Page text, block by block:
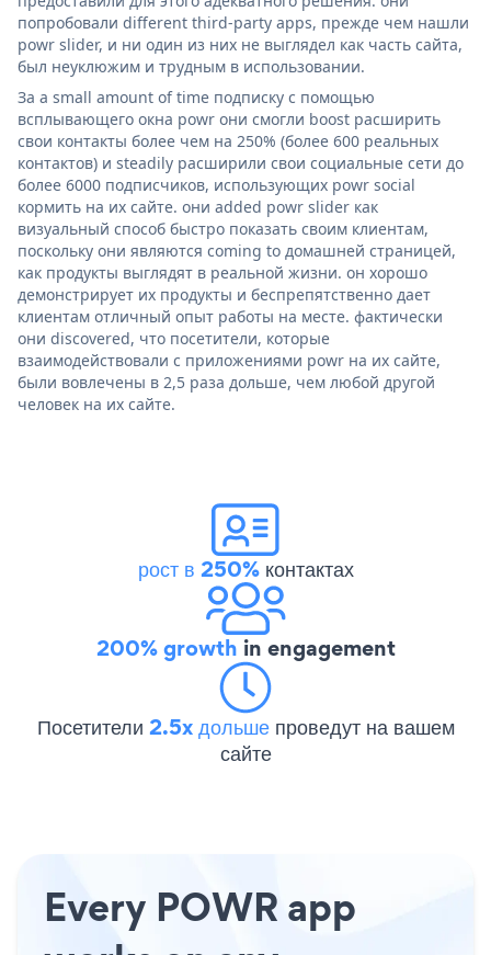
попробовали different third-party apps, прежде чем нашли
powr slider, и ни один из них не выглядел как часть сайта,
был неуклюжим и трудным в использовании.
За a small amount of time подписку с помощью
всплывающего окна powr они смогли boost расширить
свои контакты более чем на 250% (более 600 реальных
контактов) и steadily расширили свои социальные сети до
более 6000 подписчиков, использующих powr social
кормить на их сайте. они added powr slider как
визуальный способ быстро показать своим клиентам,
поскольку они являются coming to домашней страницей,
как продукты выглядят в реальной жизни. он хорошо
демонстрирует их продукты и беспрепятственно дает
клиентам отличный опыт работы на месте. фактически
они discovered, что посетители, которые
взаимодействовали с приложениями powr на их сайте,
были вовлечены в 2,5 раза дольше, чем любой другой
человек на их сайте.
рост в 250%контактах
200% growth in engagement
Посетители 2.5x дольше проведут на вашем
сайте
Every POWR app